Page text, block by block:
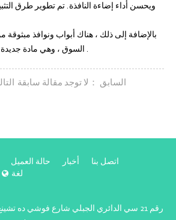
ويحسن أداء إضاءة النافذة. تم تطوير طرق
بالإضافة إلى ذلك ، هناك أبواب ونوافذ
السوق ، وهي مادة جديدة لآلات البلاستيك والصلب .
السابق ：لا توجد مقالة سابقة
حالة العميل أخبار
اتصل بنا
لغة
رقم 21 سي الدائري الجبلي شارع فوشي ده